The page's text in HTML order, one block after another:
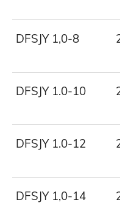
DFSJY 1,0-8
DFSJY 1.0-10
DFSJY 1.0-12
DFSJY 1,0-14